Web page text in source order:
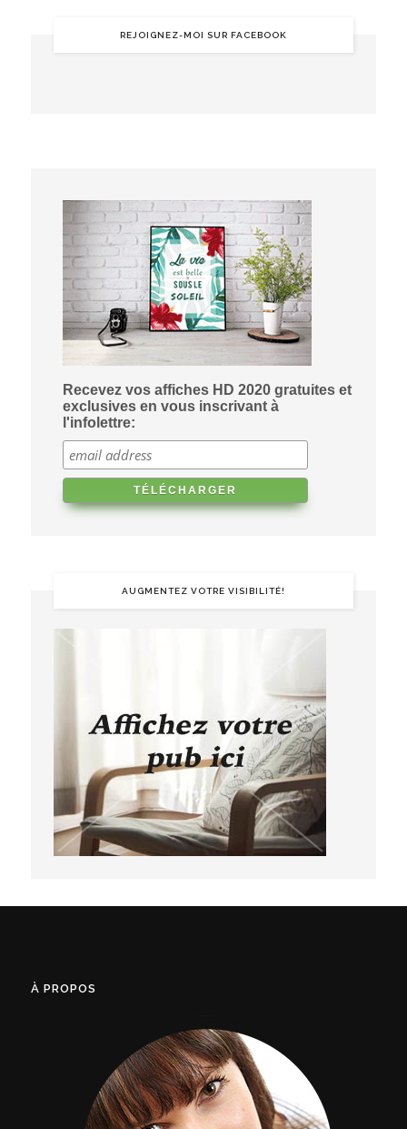
REJOIGNEZ-MOI SUR FACEBOOK
Recevez vos affiches HD 2020 gratuites et
exclusives en vous inscrivant à
l'infolettre:
AUGMENTEZ VOTRE VISIBILITÉ!
À PROPOS